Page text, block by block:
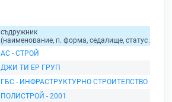
съдружник
(наименование, п. форма, седалище, статус /
АС - СТРОЙ
ДЖИ ТИ ЕР ГРУП
ГБС - ИНФРАСТРУКТУРНО СТРОИТЕЛСТВО
ПОЛИСТРОЙ - 2001